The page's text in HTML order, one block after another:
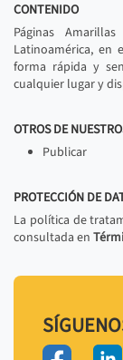
CONTENIDO
Páginas
Latinoamérica, en
forma rápida y
cualquier lugar y
OTROS DE
Publicar
PROTECCIÓN DE
La política de
consultada en